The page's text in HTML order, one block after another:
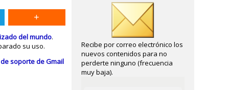
del mundo.
su uso.
soporte de Gmail
Recibe por correo electrónico los
nuevos contenidos para no
perderte ninguno (frecuencia
muy baja).